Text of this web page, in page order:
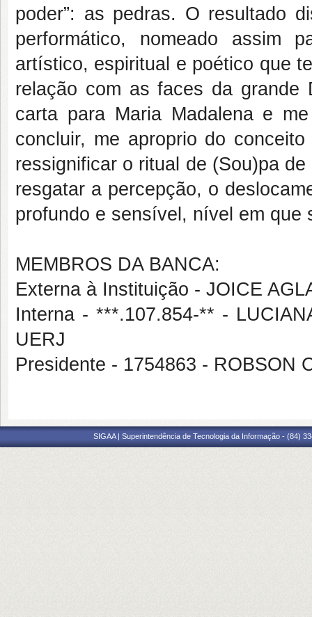
poder”: as pedras. O resultado
performático, nomeado assim
artístico, espiritual e poético que
relação com as faces da grande
carta para Maria Madalena e
concluir, me aproprio do
ressignificar o ritual de (Sou)pa
resgatar a percepção, o
profundo e sensível, nível em que
MEMBROS DA BANCA:
Externa à Instituição - JOICE
Interna - ***.107.854-** -
UERJ
Presidente - 1754863 - ROBSON
SIGAA | Superintendência de Tecnologia da Informação - (84)